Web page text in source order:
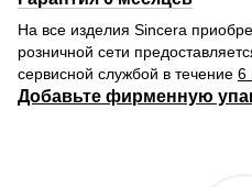
На все изделия Sincera
розничной сети
сервисной службой в течение 6
Добавьте фирменную